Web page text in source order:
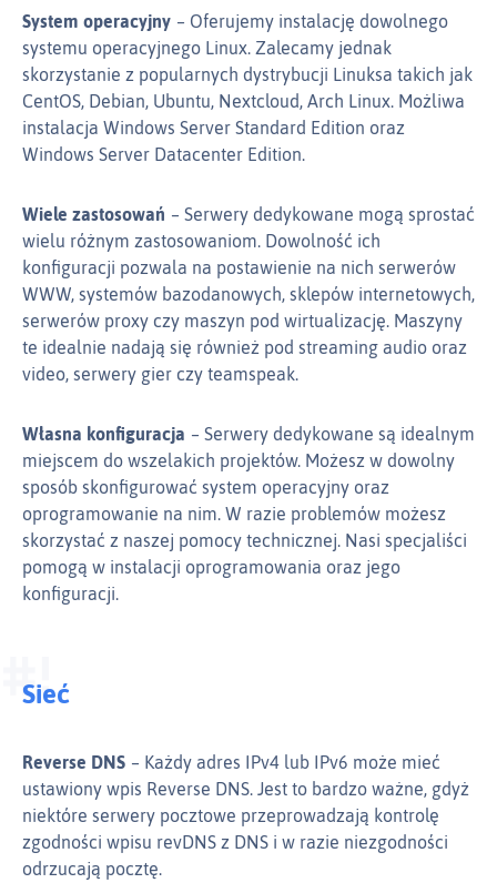
System operacyjny
Oferujemy instalację dowolnego
systemu operacyjnego Linux. Zalecamy jednak
skorzystanie z popularnych dystrybucji Linuksa takich jak
CentOS, Debian, Ubuntu, Nextcloud, Arch Linux. Możliwa
instalacja Windows Server Standard Edition oraz
Windows Server Datacenter Edition.
Wiele zastosowań
Serwery dedykowane mogą sprostać
wielu różnym zastosowaniom. Dowolność ich
konfiguracji pozwala na postawienie na nich serwerów
WWW, systemów bazodanowych, sklepów internetowych,
serwerów proxy czy maszyn pod wirtualizację. Maszyny
te idealnie nadają się również pod streaming audio oraz
video, serwery gier czy teamspeak.
Własna konfiguracja
Serwery dedykowane są idealnym
miejscem do wszelakich projektów. Możesz w dowolny
sposób skonfigurować system operacyjny oraz
oprogramowanie na nim. W razie problemów możesz
skorzystać z naszej pomocy technicznej. Nasi specjaliści
pomogą w instalacji oprogramowania oraz jego
konfiguracji.
Sieć
Reverse DNS
Każdy adres IPv4 lub IPv6 może mieć
ustawiony wpis Reverse DNS. Jest to bardzo ważne, gdyż
niektóre serwery pocztowe przeprowadzają kontrolę
zgodności wpisu revDNS z DNS i w razie niezgodności
odrzucają pocztę.